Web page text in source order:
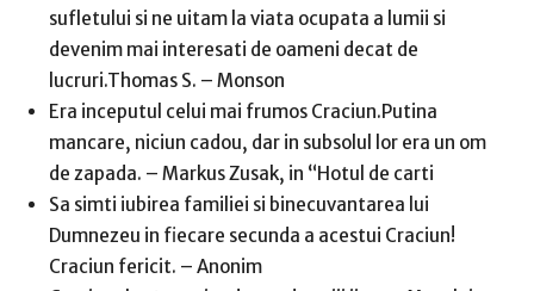
sufletului si ne uitam la viata ocupata a lumii si
devenim mai interesati de oameni decat de
lucruri.Thomas S. – Monson
Era inceputul celui mai frumos Craciun.Putina
mancare, niciun cadou, dar in subsolul lor era un om
de zapada. – Markus Zusak, in “Hotul de carti
Sa simti iubirea familiei si binecuvantarea lui
Dumnezeu in fiecare secunda a acestui Craciun!
Craciun fericit. – Anonim